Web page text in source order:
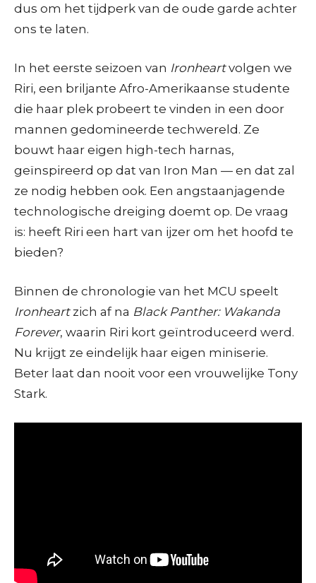
dus om het tijdperk van de oude garde achter
ons te laten.
In het eerste seizoen van Ironheartvolgen we
Riri, een briljante Afro-Amerikaanse studente
die haar plek probeert te vinden in een door
mannen gedomineerde techwereld. Ze
bouwt haar eigen high-tech harnas,
geïnspireerd op dat van Iron Man — en dat zal
ze nodig hebben ook. Een angstaanjagende
technologische dreiging doemt op. De vraag
is: heeft Riri een hart van ijzer om het hoofd te
bieden?
Binnen de chronologie van het MCU speelt
Ironheartzich af na Black Panther: Wakanda
Forever, waarin Riri kort geïntroduceerd werd.
Nu krijgt ze eindelijk haar eigen miniserie.
Beter laat dan nooit voor een vrouwelijke Tony
Stark.